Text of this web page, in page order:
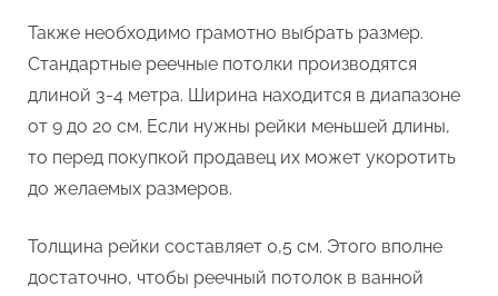
Также необходимо грамотно выбрать размер.
Стандартные реечные потолки производятся
длиной 3-4 метра. Ширина находится в диапазоне
от 9 до 20 см. Если нужны рейки меньшей длины,
то перед покупкой продавец их может укоротить
до желаемых размеров.
Толщина рейки составляет 0,5 см. Этого вполне
достаточно, чтобы реечный потолок в ванной